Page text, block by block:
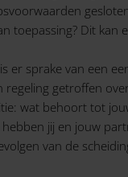
toepassing? Dit
er sprake van een
regeling getroffen
wat behoort tot
jij en jouw
van de